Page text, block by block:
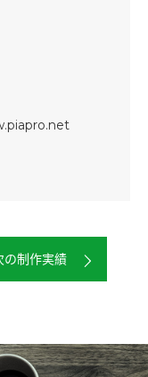
の制作実績